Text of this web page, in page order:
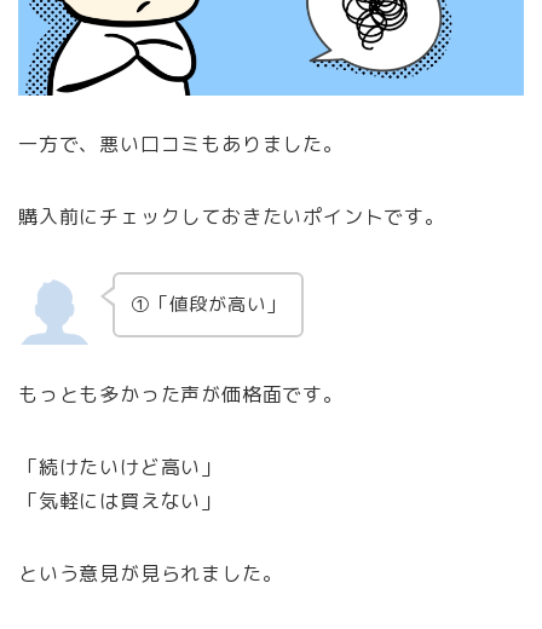
一方で、悪い口コミもありました。
購入前にチェックしておきたいポイントです。
①「値段が高い」
もっとも多かった声が価格面です。
「続けたいけど高い」
「気軽には買えない」
という意見が見られました。